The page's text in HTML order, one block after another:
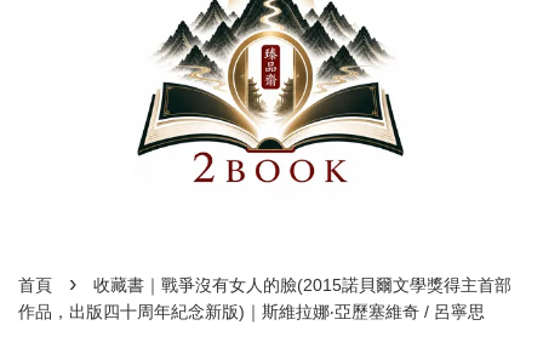
首頁 ›
收藏書｜戰爭沒有女人的臉(2015諾貝爾文學獎得主首部
作品，出版四十周年紀念新版)｜斯維拉娜‧亞歷塞維奇 / 呂寧思